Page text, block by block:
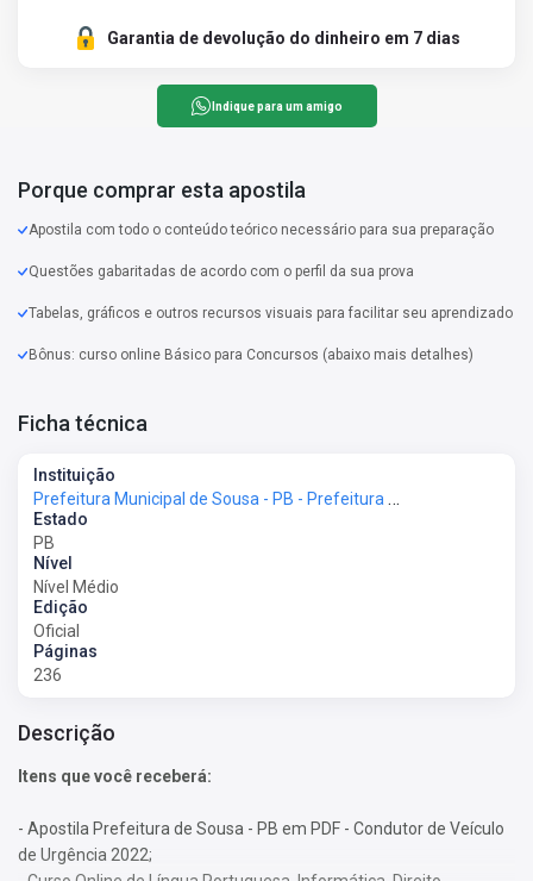
Garantia de devolução do dinheiro em 7 dias
Indique para um amigo
Porque comprar esta apostila
Apostila com todo o conteúdo teórico necessário para sua preparação
Questões gabaritadas de acordo com o perfil da sua prova
Tabelas, gráficos e outros recursos visuais para facilitar seu aprendizado
Bônus: curso online Básico para Concursos (abaixo mais detalhes)
Ficha técnica
Instituição
Prefeitura Municipal de Sousa - PB - Prefeitura de Sousa - PB
Estado
PB
Nível
Nível Médio
Edição
Oficial
Páginas
236
Descrição
Itens que você receberá:
- Apostila Prefeitura de Sousa - PB em PDF - Condutor de Veículo
de Urgência 2022;